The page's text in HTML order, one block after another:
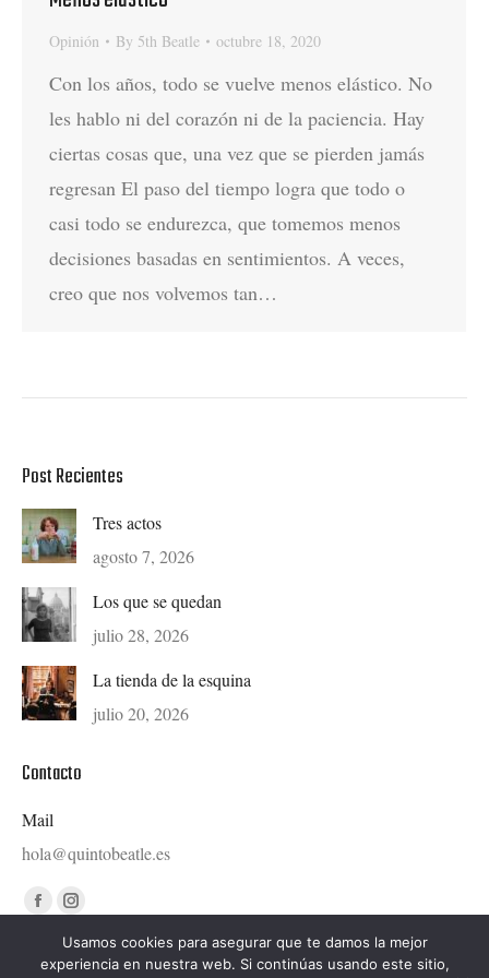
Opinión By 5th Beatle octubre 18, 2020
Con los años, todo se vuelve menos elástico. No
les hablo ni del corazón ni de la paciencia. Hay
ciertas cosas que, una vez que se pierden jamás
regresan El paso del tiempo logra que todo o
casi todo se endurezca, que tomemos menos
decisiones basadas en sentimientos. A veces,
creo que nos volvemos tan…
Post Recientes
Tres actos
agosto 7, 2026
Los que se quedan
julio 28, 2026
La tienda de la esquina
julio 20, 2026
Contacto
Mail
hola@quintobeatle.es
Find us on:
Facebook
page
opens
Instagram
page
opens
Usamos cookies para asegurar que te damos la mejor
experiencia en nuestra web. Si continúas usando este sitio,